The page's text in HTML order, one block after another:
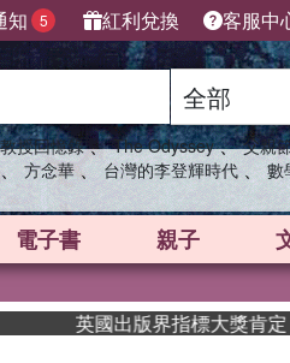
知 5 紅利兌換 客服中
授回憶錄 、 The Odyssey 、 父親
、 方念華 、 台灣的李登輝時代 、 數
電子書 親子
英國出版界指標大獎肯定！